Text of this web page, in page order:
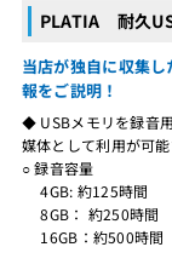
PLATIA 耐久
当店が独自に収集
報をご説明！
◆ USBメモリを録音
媒体として利用が可
○ 録音容量
4GB: 約125時間
8GB： 約250時間
16GB：約500時間